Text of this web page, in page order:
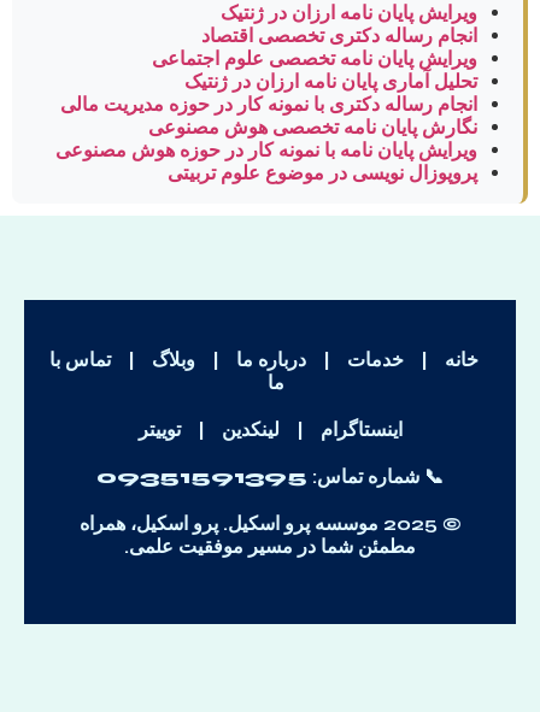
ویرایش پایان نامه ارزان در ژنتیک
انجام رساله دکتری تخصصی اقتصاد
ویرایش پایان نامه تخصصی علوم اجتماعی
تحلیل آماری پایان نامه ارزان در ژنتیک
انجام رساله دکتری با نمونه کار در حوزه مدیریت مالی
نگارش پایان نامه تخصصی هوش مصنوعی
ویرایش پایان نامه با نمونه کار در حوزه هوش مصنوعی
پروپوزال نویسی در موضوع علوم تربیتی
خانه خدمات درباره ما وبلاگ
تماس با
ما
اینستاگرام لینکدین توییتر
📞 شماره تماس: 09351591395
© 2025 موسسه پرو اسکیل. پرو اسکیل، همراه
مطمئن شما در مسیر موفقیت علمی.